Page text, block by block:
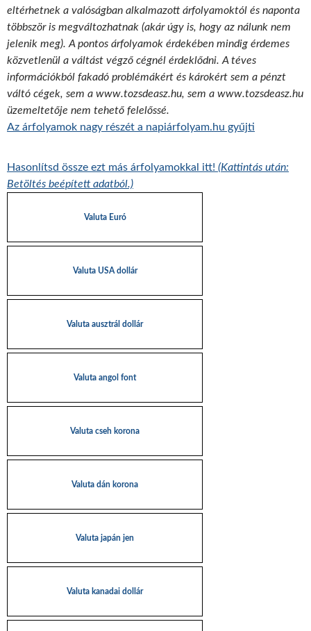
eltérhetnek a valóságban alkalmazott árfolyamoktól és naponta
többször is megváltozhatnak (akár úgy is, hogy az nálunk nem
jelenik meg). A pontos árfolyamok érdekében mindig érdemes
közvetlenül a váltást végző cégnél érdeklődni. A téves
információkból fakadó problémákért és károkért sem a pénzt
váltó cégek, sem a www.tozsdeasz.hu, sem a www.tozsdeasz.hu
üzemeltetője nem tehető felelőssé.
Az árfolyamok nagy részét a napiárfolyam.hu gyűjti
Hasonlítsd össze ezt más árfolyamokkal itt! (Kattintás után:
Betöltés beépített adatból.)
Valuta Euró
Valuta USA dollár
Valuta ausztrál dollár
Valuta angol font
Valuta cseh korona
Valuta dán korona
Valuta japán jen
Valuta kanadai dollár